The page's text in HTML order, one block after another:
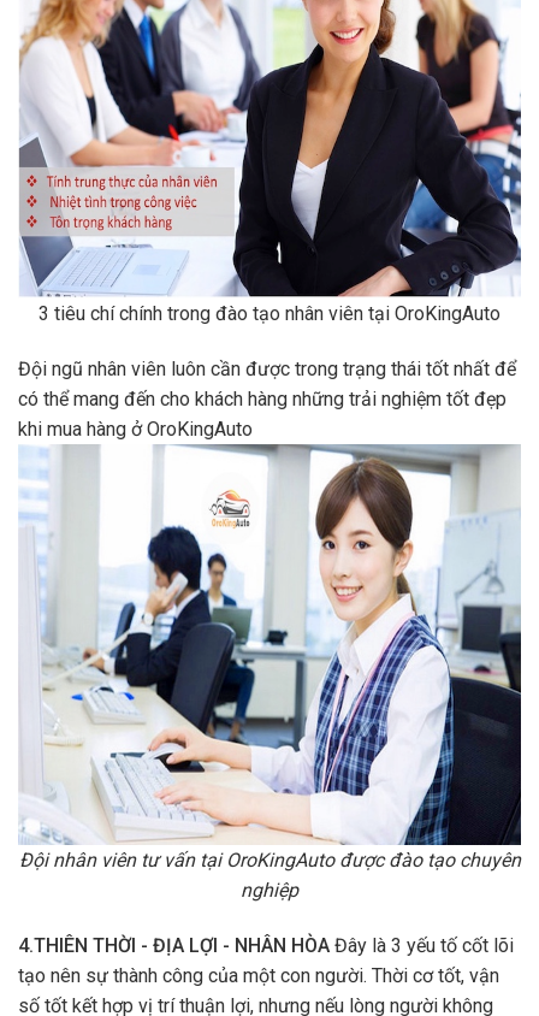
3 tiêu chí chính trong đào tạo nhân viên tại OroKingAuto
Đội ngũ nhân viên luôn cần được trong trạng thái tốt nhất để
có thể mang đến cho khách hàng những trải nghiệm tốt đẹp
khi mua hàng ở OroKingAuto
Đội nhân viên tư vấn tại OroKingAuto được đào tạo chuyên
nghiệp
4.THIÊN THỜI - ĐỊA LỢI - NHÂN HÒA Đây là 3 yếu tố cốt lõi
tạo nên sự thành công của một con người. Thời cơ tốt, vận
số tốt kết hợp vị trí thuận lợi, nhưng nếu lòng người không